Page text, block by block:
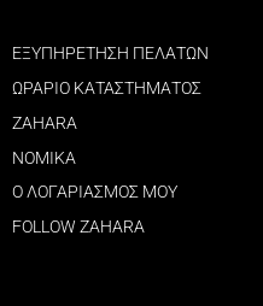
ΕΞΥΠΗΡΕΤΗΣΗ ΠΕΛΑΤΩΝ
ΩΡΑΡΙΟ ΚΑΤΑΣΤΗΜΑΤΟΣ
ZAHARA
ΝΟΜΙΚΑ
Ο ΛΟΓΑΡΙΑΣΜΟΣ ΜΟΥ
FOLLOW ZAHARA